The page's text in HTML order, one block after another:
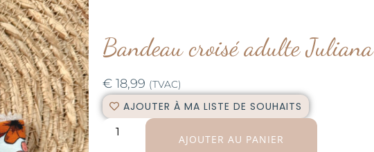
Bandeau croisé adulte Juliana
€ 18,99 (TVAC)
AJOUTER À MA LISTE DE SOUHAITS
AJOUTER AU PANIER